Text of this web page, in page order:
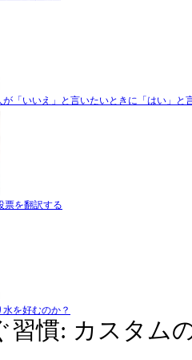
が「いいえ」と言いたいときに「はい」と
票を翻訳する
を好むのか？
習慣: カスタム